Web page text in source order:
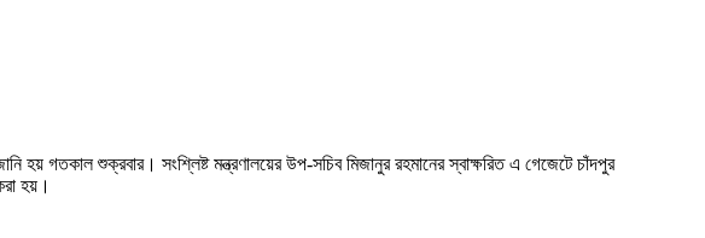
হয় গতকাল শুক্রবার। সংশ্লিষ্ট মন্ত্রণালয়ের উপ-সচিব মিজানুর রহমানের স্বাক্ষরিত এ গেজেটে চাঁদপুর
হয়।